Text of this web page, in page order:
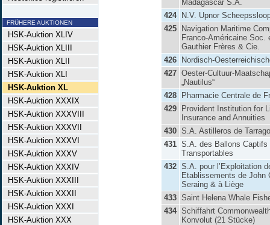
FRÜHERE AUKTIONEN
HSK-Auktion XLIV
HSK-Auktion XLIII
HSK-Auktion XLII
HSK-Auktion XLI
HSK-Auktion XL
HSK-Auktion XXXIX
HSK-Auktion XXXVIII
HSK-Auktion XXXVII
HSK-Auktion XXXVI
HSK-Auktion XXXV
HSK-Auktion XXXIV
HSK-Auktion XXXIII
HSK-Auktion XXXII
HSK-Auktion XXXI
HSK-Auktion XXX
Madagascar S.A.
424
N.V. Upnor
425
Navigation Maritime
Franco-Américaine Soc.
Gauthier Frères & Cie.
426
Nordisch-
427 Oester-Cultuur-
„Nautilus“
428
Pharmacie Centrale de
429
Provident Institution for
Insurance and Annuities
430 S.A. Astilleros de
431 S.A. des Ballons Captifs
Transportables
432 S.A. pour l’Exploitation
Etablissements de John
Seraing & à Liège
433 Saint Helena Whale
434 Schiffahrt
Konvolut (21 Stücke)